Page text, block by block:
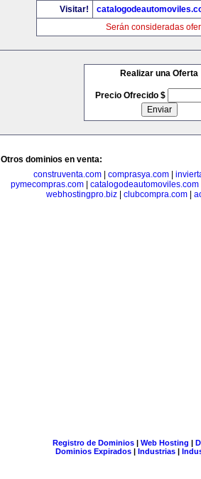
Visitar!
Serán consideradas
Realizar una Oferta
Precio Ofrecido $
Otros dominios en venta:
construventa.com| comprasya.com|
pymecompras.com| catalogodeautomoviles.com
webhostingpro.biz| clubcompra.com|
Registro de Dominios| Web Hosting |
Dominios Expirados | Industrias |